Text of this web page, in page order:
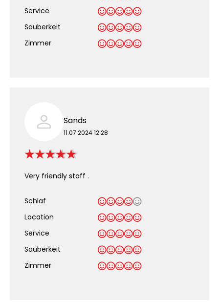
Service
Sauberkeit
Zimmer
Sands
11.07.2024 12:28
Very friendly staff .
Schlaf
Location
Service
Sauberkeit
Zimmer